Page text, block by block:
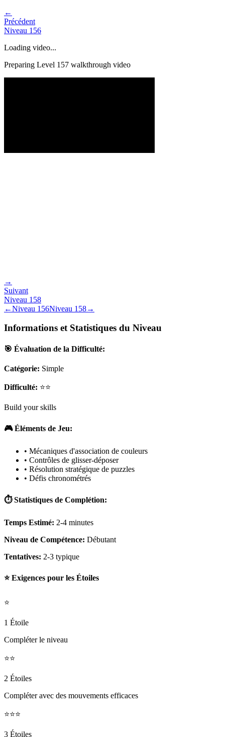
←
Précédent
Niveau 156
Loading video...
Preparing Level 157 walkthrough video
→
Suivant
Niveau 158
←Niveau 156Niveau 158→
Informations et Statistiques du Niveau
🎯 Évaluation de la Difficulté:
Catégorie: Simple
Difficulté: ⭐⭐
Build your skills
🎮 Éléments de Jeu:
• Mécaniques d'association de couleurs
• Contrôles de glisser-déposer
• Résolution stratégique de puzzles
• Défis chronométrés
⏱️ Statistiques de Complétion:
Temps Estimé: 2-4 minutes
Niveau de Compétence: Débutant
Tentatives: 2-3 typique
⭐ Exigences pour les Étoiles
⭐
1 Étoile
Compléter le niveau
⭐⭐
2 Étoiles
Compléter avec des mouvements efficaces
⭐⭐⭐
3 Étoiles